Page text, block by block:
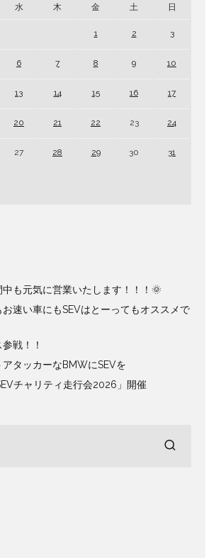
水 木 金 土 日
1 2 3
6 7 8 9 10
13 14 15 16 17
20 21 22 23 24
27 28 29 30 31
も元気に営業いたします！！！🌞
速い車にもSEVはとーってもオススメで
戦！！
タッカーなBMWにSEVを
チャリティ走行会2026」開催